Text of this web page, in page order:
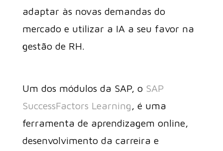
adaptar às novas demandas do
mercado e utilizar a IA a seu favor na
gestão de RH.
Um dos módulos da SAP, o SAP
SuccessFactors Learning , é uma
ferramenta de aprendizagem online,
desenvolvimento da carreira e